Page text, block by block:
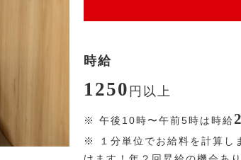
時給
1250 円 以上
※ 午後10時〜午前5時は時給
※
１分単位でお給料を計算し